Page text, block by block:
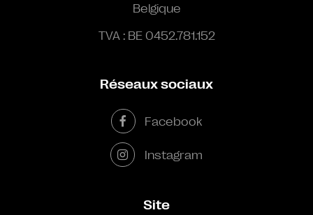
Belgique
TVA : BE 0452.781.152
Réseaux sociaux
Facebook
Instagram
Site